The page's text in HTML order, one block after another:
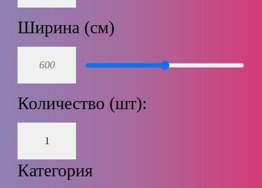
Ширина (см)
Количество (шт):
Категория